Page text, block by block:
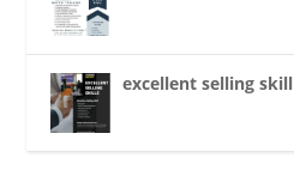
excellent selling skill